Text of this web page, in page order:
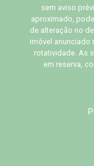
sem aviso
aproximado,
de alteração no
imóvel anunciado
rotatividade. As
em reserva,